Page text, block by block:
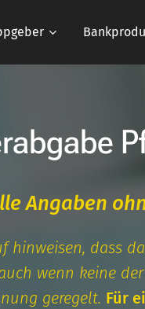
Angaben
dass
wenn keine
geregelt. Für